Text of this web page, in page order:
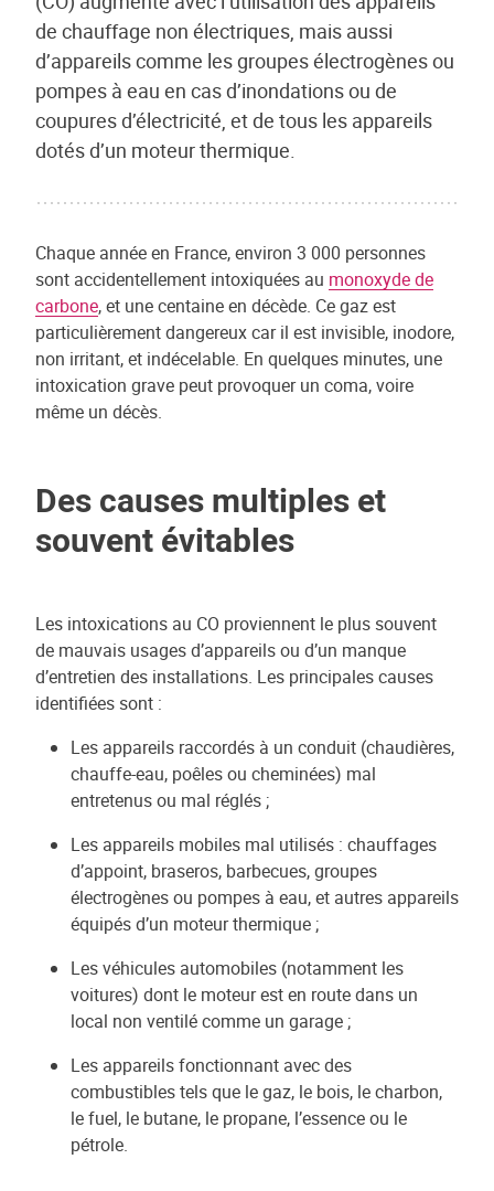
de chauffage non électriques, mais aussi
d’appareils comme les groupes électrogènes ou
pompes à eau en cas d’inondations ou de
coupures d’électricité, et de tous les appareils
dotés d’un moteur thermique.
Chaque année en France, environ 3 000 personnes
sont accidentellement intoxiquées au monoxyde de
carbone, et une centaine en décède. Ce gaz est
particulièrement dangereux car il est invisible, inodore,
non irritant, et indécelable. En quelques minutes, une
intoxication grave peut provoquer un coma, voire
même un décès.
Des causes multiples et
souvent évitables
Les intoxications au CO proviennent le plus souvent
de mauvais usages d’appareils ou d’un manque
d’entretien des installations. Les principales causes
identifiées sont :
Les appareils raccordés à un conduit (chaudières,
chauffe-eau, poêles ou cheminées) mal
entretenus ou mal réglés ;
Les appareils mobiles mal utilisés : chauffages
d’appoint, braseros, barbecues, groupes
électrogènes ou pompes à eau, et autres appareils
équipés d’un moteur thermique ;
Les véhicules automobiles (notamment les
voitures) dont le moteur est en route dans un
local non ventilé comme un garage ;
Les appareils fonctionnant avec des
combustibles tels que le gaz, le bois, le charbon,
le fuel, le butane, le propane, l’essence ou le
pétrole.